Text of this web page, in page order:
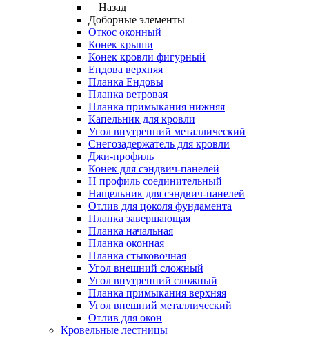
Назад
Доборные элементы
Откос оконный
Конек крыши
Конек кровли фигурный
Ендова верхняя
Планка Ендовы
Планка ветровая
Планка примыкания нижняя
Капельник для кровли
Угол внутренний металлический
Снегозадержатель для кровли
Джи-профиль
Конек для сэндвич-панелей
Н профиль соединительный
Нащельник для сэндвич-панелей
Отлив для цоколя фундамента
Планка завершающая
Планка начальная
Планка оконная
Планка стыковочная
Угол внешний сложный
Угол внутренний сложный
Планка примыкания верхняя
Угол внешний металлический
Отлив для окон
Кровельные лестницы